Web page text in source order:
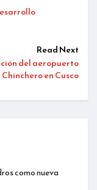
Read Next
del aeropuerto
Chinchero en Cusco
como nueva